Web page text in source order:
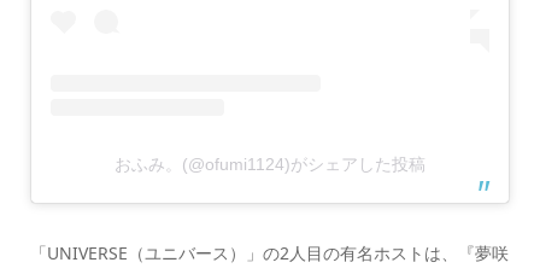
おふみ。(@ofumi1124)がシェアした投稿
「UNIVERSE（ユニバース）」の2人目の有名ホストは、『夢咲